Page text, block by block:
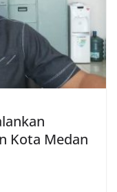
Kota Medan